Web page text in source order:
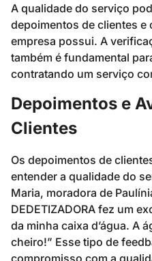
A qualidade do serviço
depoimentos de clientes e
empresa possui. A
também é fundamental
contratando um serviço
Depoimentos e
Clientes
Os depoimentos de
entender a qualidade do
Maria, moradora de
DEDETIZADORA fez um
da minha caixa d’água. A
cheiro!” Esse tipo de